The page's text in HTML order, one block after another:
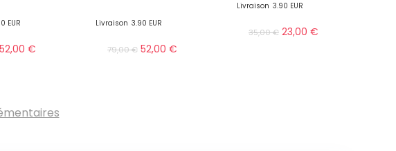
EUR
52,00€
Livraison 3.90 EUR
79,00€ 52,00€
Livraison 3.90 EUR
35,00€ 23,00 €